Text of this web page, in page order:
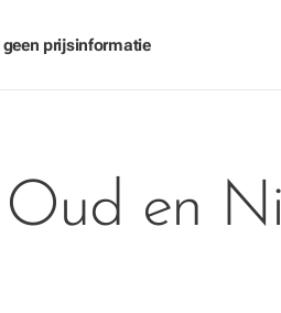
geen prijsinformatie
Oud en